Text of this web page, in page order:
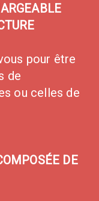
pour être
de
ou celles de
DE